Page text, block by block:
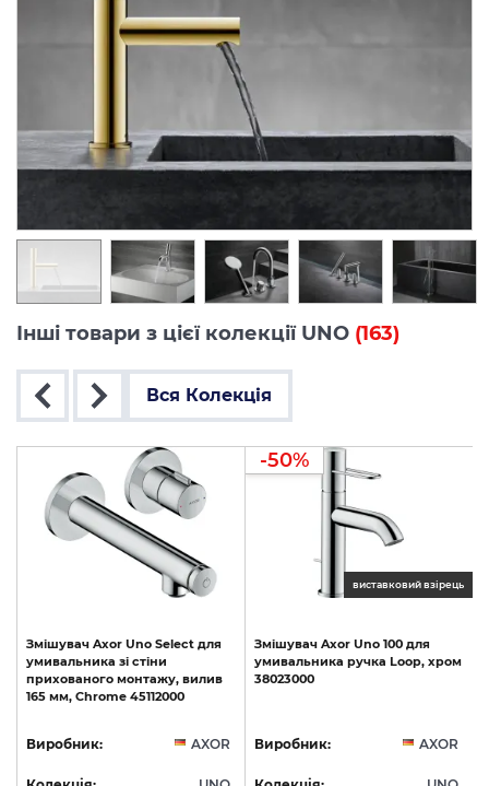
Інші товари з цієї колекції UNO (163)
Вся Колекція
Змішувач Axor Uno Select для
умивальника зі стіни
прихованого монтажу, вилив
165 мм, Chrome 45112000
Виробник: AXOR
виставковий взірець
-50%
Змішувач Axor Uno 100 для
умивальника ручка Loop, хром
38023000
Виробник: AXOR